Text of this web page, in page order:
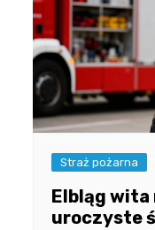
Straż pożarna
Elbląg
uroczyste